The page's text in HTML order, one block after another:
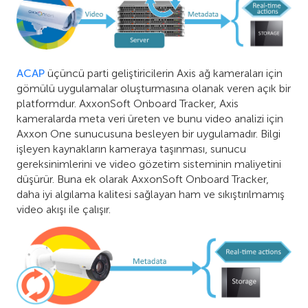
ACAP üçüncü parti geliştiricilerin Axis ağ kameraları için
gömülü uygulamalar oluşturmasına olanak veren açık bir
platformdur. AxxonSoft Onboard Tracker, Axis
kameralarda meta veri üreten ve bunu video analizi için
Axxon One sunucusuna besleyen bir uygulamadır. Bilgi
işleyen kaynakların kameraya taşınması, sunucu
gereksinimlerini ve video gözetim sisteminin maliyetini
düşürür. Buna ek olarak AxxonSoft Onboard Tracker,
daha iyi algılama kalitesi sağlayan ham ve sıkıştırılmamış
video akışı ile çalışır.